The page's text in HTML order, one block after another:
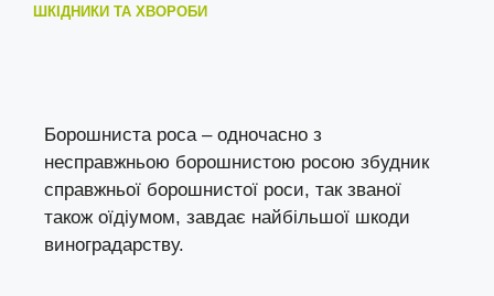
ШКІДНИКИ ТА ХВОРОБИ
Борошниста роса – одночасно з
несправжньою борошнистою росою збудник
справжньої борошнистої роси, так званої
також оїдіумом, завдає найбільшої шкоди
виноградарству.